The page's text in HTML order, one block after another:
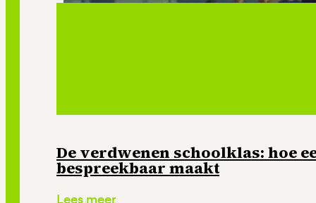
De verdwenen schoolklas: hoe
bespreekbaar maakt
Lees meer